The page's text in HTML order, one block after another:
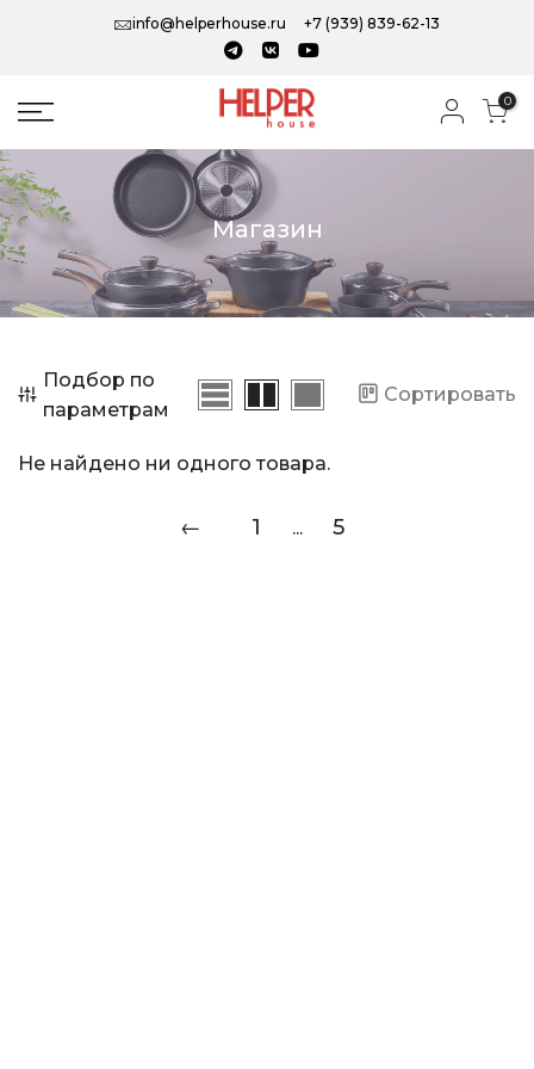
info@helperhouse.ru +7 (939) 839-62-13
0
Магазин
Подбор по
параметрам
Сортировать
Не найдено ни одного товара.
← 1 ... 5